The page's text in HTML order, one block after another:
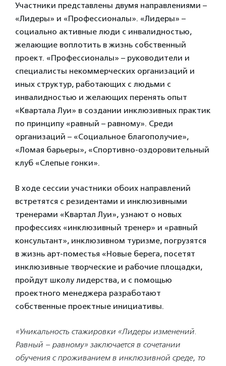
Участники представлены двумя направлениями –
«Лидеры» и «Профессионалы». «Лидеры» –
социально активные люди с инвалидностью,
желающие воплотить в жизнь собственный
проект. «Профессионалы» – руководители и
специалисты некоммерческих организаций и
иных структур, работающих с людьми с
инвалидностью и желающих перенять опыт
«Квартала Луи» в создании инклюзивных практик
по принципу «равный – равному». Среди
организаций – «Социальное благополучие»,
«Ломая барьеры», «Спортивно-оздоровительный
клуб «Слепые гонки».
В ходе сессии участники обоих направлений
встретятся с резидентами и инклюзивными
тренерами «Квартал Луи», узнают о новых
профессиях «инклюзивный тренер» и «равный
консультант», инклюзивном туризме, погрузятся
в жизнь арт-поместья «Новые берега, посетят
инклюзивные творческие и рабочие площадки,
пройдут школу лидерства, и с помощью
проектного менеджера разработают
собственные проектные инициативы.
«Уникальность стажировки «Лидеры изменений.
Равный – равному» заключается в сочетании
обучения с проживанием в инклюзивной среде, то